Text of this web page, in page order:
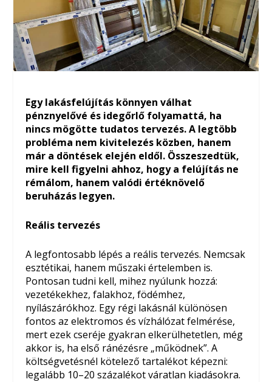
Egy lakásfelújítás könnyen válhat
pénznyelővé és idegőrlő folyamattá, ha
nincs mögötte tudatos tervezés. A legtöbb
probléma nem kivitelezés közben, hanem
már a döntések elején eldől. Összeszedtük,
mire kell figyelni ahhoz, hogy a felújítás ne
rémálom, hanem valódi értéknövelő
beruházás legyen.
Reális tervezés
A legfontosabb lépés a reális tervezés. Nemcsak
esztétikai, hanem műszaki értelemben is.
Pontosan tudni kell, mihez nyúlunk hozzá:
vezetékekhez, falakhoz, födémhez,
nyílászárókhoz. Egy régi lakásnál különösen
fontos az elektromos és vízhálózat felmérése,
mert ezek cseréje gyakran elkerülhetetlen, még
akkor is, ha első ránézésre „működnek”. A
költségvetésnél kötelező tartalékot képezni:
legalább 10–20 százalékot váratlan kiadásokra.